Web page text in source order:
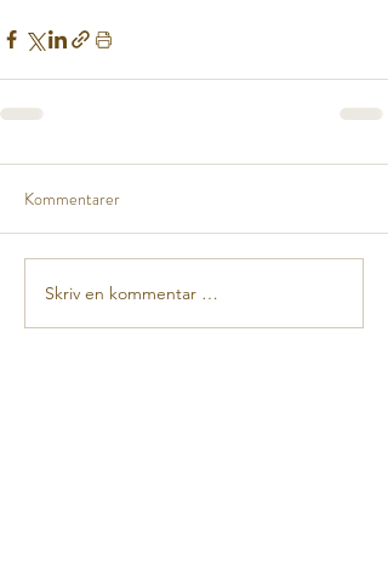
Kommentarer
Skriv en kommentar …